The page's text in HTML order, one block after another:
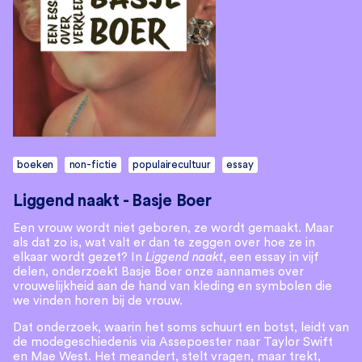
boeken non-fictie populairecultuur essay
Liggend naakt - Basje Boer
Een vrouw wordt niet geboren, ze wordt gemaakt. Maar
als dat zo is, wat valt er dan te zeggen over hoe ze in
elkaar wordt ge­zet? In Liggend naakt, een essay in vijf
delen, onderzoekt Bas­je Boer onze aannames over
vrouwelijkheid aan de hand van kle­ding en symbolen die
we vinden horen bij de vrouw.
Dat onderzoek, waarin het soms schuurt en botst, leidt van
de modegeschiedenis via Assepoester naar Taylor Swift
en Mae West. Het meandert, stelt vragen, maar trekt,